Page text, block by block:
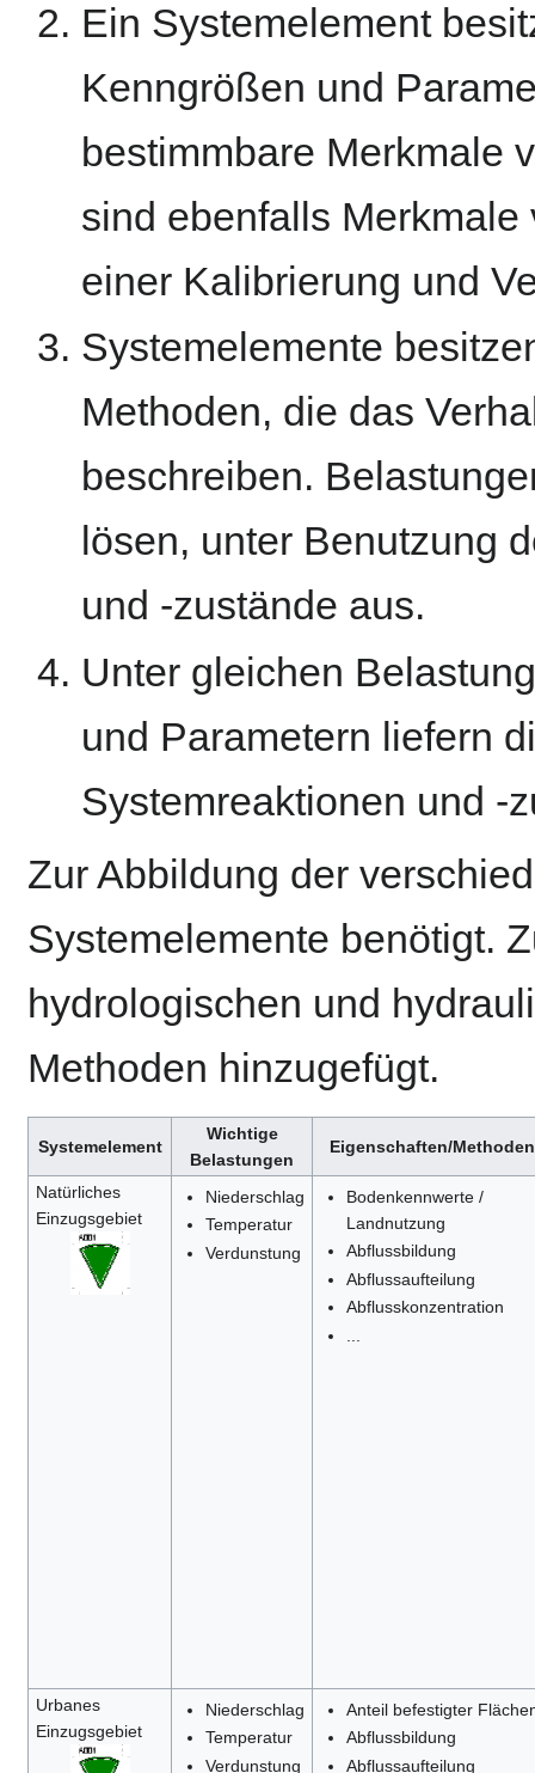
Ein Systemelement
Kenngrößen und
bestimmbare Merkmale
sind ebenfalls
einer Kalibrierung und
Systemelemente
Methoden, die das
beschreiben.
lösen, unter Benutzung
und -zustände aus.
Unter gleichen
und Parametern liefern
Systemreaktionen und -
Zur Abbildung der
Systemelemente benötigt.
hydrologischen und
Methoden hinzugefügt.
Systemelement
Wichtige
Belastungen
Eigenschaften/Methoden
Natürliches
Einzugsgebiet
Niederschlag
Temperatur
Verdunstung
Bodenkennwerte /
Landnutzung
Abflussbildung
Abflussaufteilung
Abflusskonzentration
Urbanes
Einzugsgebiet
Niederschlag
Temperatur
Verdunstung
Anteil befestigter
Abflussbildung
Abflussaufteilung